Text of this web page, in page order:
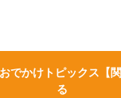
でかけトピックス【
る